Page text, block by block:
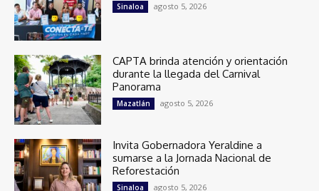
Sinaloa agosto 5, 2026
CAPTA brinda atención y orientación
durante la llegada del Carnival
Panorama
Mazatlán agosto 5, 2026
Invita Gobernadora Yeraldine a
sumarse a la Jornada Nacional de
Reforestación
Sinaloa agosto 5, 2026